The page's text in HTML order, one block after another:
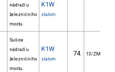
nádraží u
železničního
mostu.
K1W
slalom
Sušice
nádraží u
železničního
mostu.
K1W
slalom
74. 13/ZM